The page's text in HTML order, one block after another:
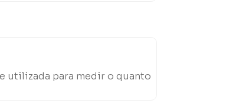
utilizada para medir o quanto